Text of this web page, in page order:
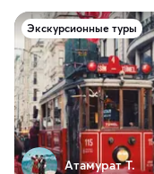
Экскурсионные туры
Атамурат Т.